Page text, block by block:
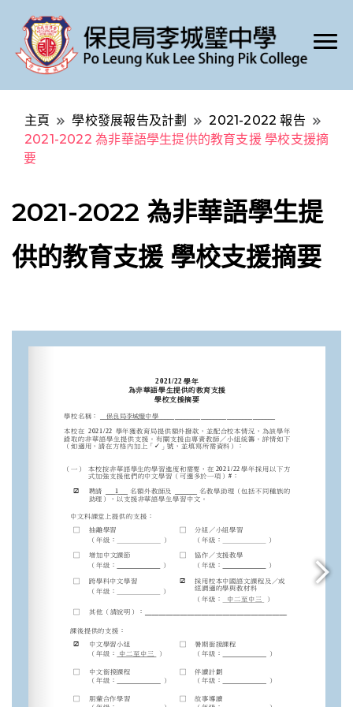
Po Leung Kuk Lee Shing Pik College
主頁 學校發展報告及計劃
2021-2022 報告
2021-2022 為非華語學生提供的教育支援 學校支援摘
要
2021-2022 為非華語學生提
供的教育支援 學校支援摘要